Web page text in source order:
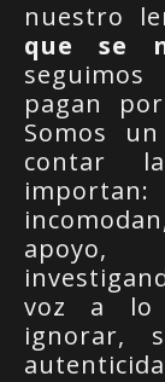
nuestro
que se
pagan
Somos
contar
voz a lo
ignorar,